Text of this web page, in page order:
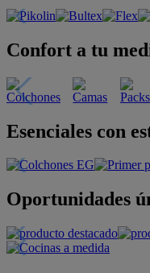
Confort a tu
Esenciales con
Oportunidades